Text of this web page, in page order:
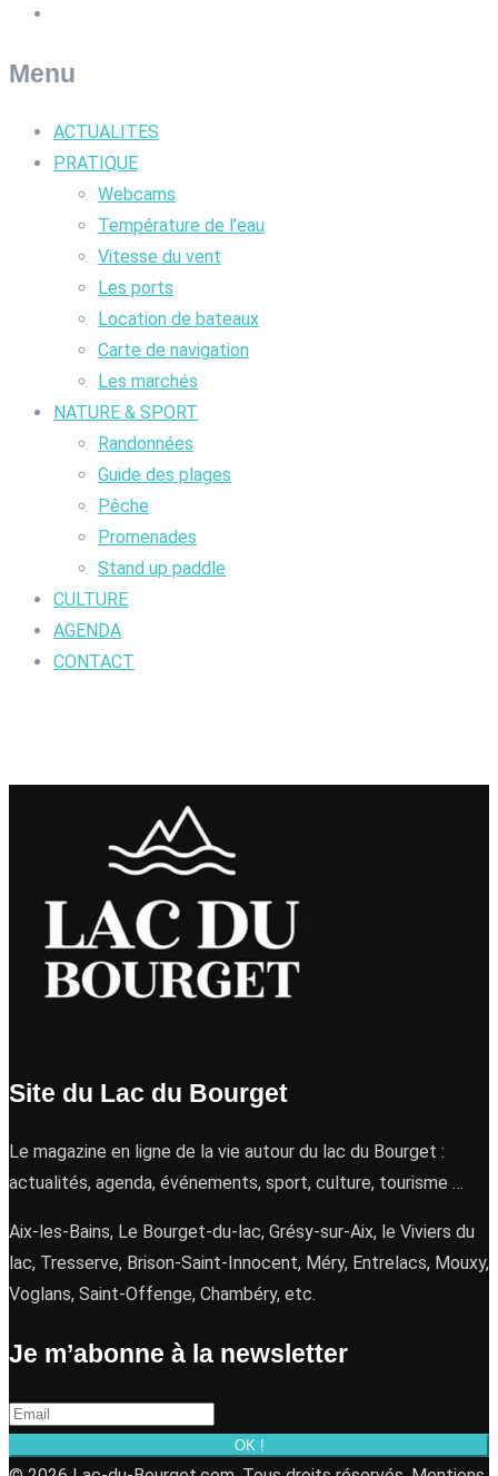
Menu
ACTUALITES
PRATIQUE
Webcams
Température de l’eau
Vitesse du vent
Les ports
Location de bateaux
Carte de navigation
Les marchés
NATURE & SPORT
Randonnées
Guide des plages
Pêche
Promenades
Stand up paddle
CULTURE
AGENDA
CONTACT
Site du Lac du Bourget
Le magazine en ligne de la vie autour du lac du Bourget :
actualités, agenda, événements, sport, culture, tourisme …
Aix-les-Bains, Le Bourget-du-lac, Grésy-sur-Aix, le Viviers du
lac, Tresserve, Brison-Saint-Innocent, Méry, Entrelacs, Mouxy,
Voglans, Saint-Offenge, Chambéry, etc.
Je m’abonne à la newsletter
OK !